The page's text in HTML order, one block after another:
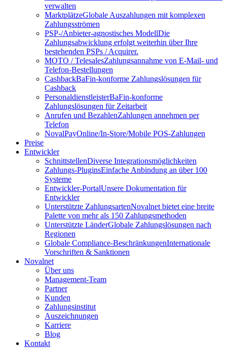
verwalten
MarktplätzeGlobale Auszahlungen mit komplexen
Zahlungsströmen
PSP-/Anbieter‑agnostisches ModellDie
Zahlungsabwicklung erfolgt weiterhin über Ihre
bestehenden PSPs / Acquirer.
MOTO / TelesalesZahlungsannahme von E-Mail- und
Telefon-Bestellungen
CashbackBaFin-konforme Zahlungslösungen für
Cashback
PersonaldienstleisterBaFin-konforme
Zahlungslösungen für Zeitarbeit
Anrufen und BezahlenZahlungen annehmen per
Telefon
NovalPayOnline/In-Store/Mobile POS-Zahlungen
Preise
Entwickler
SchnittstellenDiverse Integrationsmöglichkeiten
Zahlungs-PluginsEinfache Anbindung an über 100
Systeme
Entwickler-PortalUnsere Dokumentation für
Entwickler
Unterstützte ZahlungsartenNovalnet bietet eine breite
Palette von mehr als 150 Zahlungsmethoden
Unterstützte LänderGlobale Zahlungslösungen nach
Regionen
Globale Compliance-BeschränkungenInternationale
Vorschriften & Sanktionen
Novalnet
Über uns
Management-Team
Partner
Kunden
Zahlungsinstitut
Auszeichnungen
Karriere
Blog
Kontakt